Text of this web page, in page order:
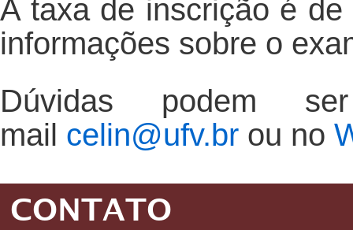
A taxa de inscrição é de
informações sobre o
Dúvidas podem
mail celin@ufv.br ou no
CONTATO